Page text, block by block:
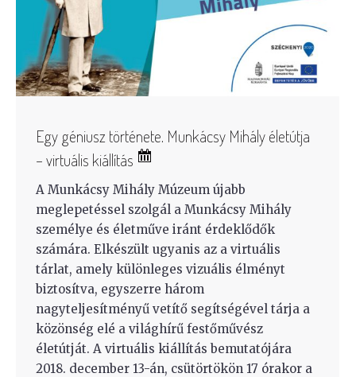
Egy géniusz története. Munkácsy Mihály életútja
– virtuális kiállítás
A Munkácsy Mihály Múzeum újabb
meglepetéssel szolgál a Munkácsy Mihály
személye és életműve iránt érdeklődők
számára. Elkészült ugyanis az a virtuális
tárlat, amely különleges vizuális élményt
biztosítva, egyszerre három
nagyteljesítményű vetítő segítségével tárja a
közönség elé a világhírű festőművész
életútját. A virtuális kiállítás bemutatójára
2018. december 13-án, csütörtökön 17 órakor a